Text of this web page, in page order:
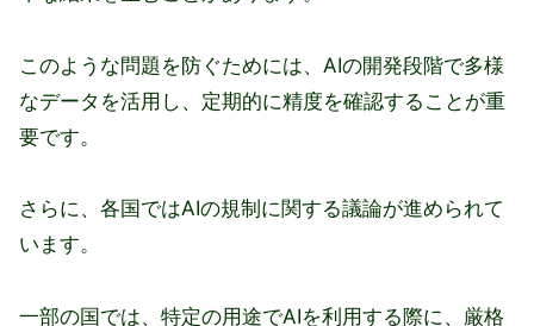
このような問題を防ぐためには、AIの開発段階で多様
なデータを活用し、定期的に精度を確認することが重
要です。
さらに、各国ではAIの規制に関する議論が進められて
います。
一部の国では、特定の用途でAIを利用する際に、厳格